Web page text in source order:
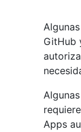
GitHub
Apps